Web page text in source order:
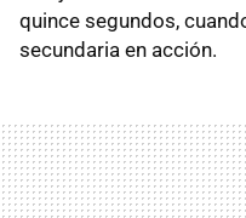
quince segundos,
secundaria en acción.